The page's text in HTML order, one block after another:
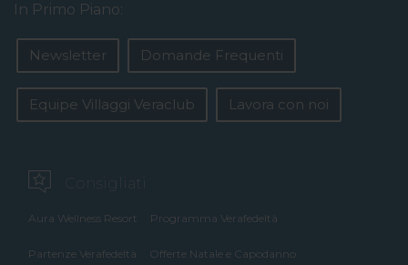
In Primo Piano:
Newsletter Domande Frequenti
Equipe Villaggi Veraclub Lavora con noi
Consigliati
Aura Wellness Resort Programma Verafedeltà
Partenze Verafedeltà Offerte Natale e Capodanno